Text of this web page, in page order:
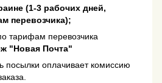
(1-3 рабочих дней,
перевозчика);
тарифам перевозчика
"Новая Почта"
посылки оплачивает комиссию